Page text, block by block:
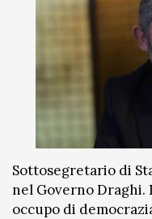
Sottosegretario di
nel Governo Draghi.
occupo di